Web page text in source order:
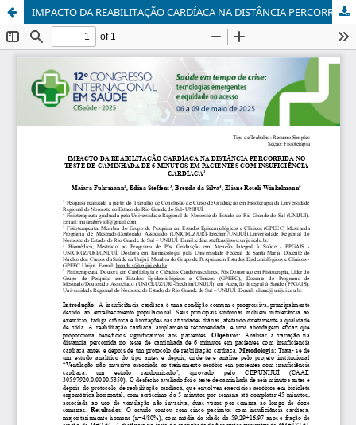
IMPACTO DA REABILITAÇÃO CARDÍACA NA DISTÂNCIA PERCORRIDA NO TESTE DE CAMINHADA DE 6 MINUTOS EM PACIENTES COM INSUFICIÊNCIA CARDÍACA